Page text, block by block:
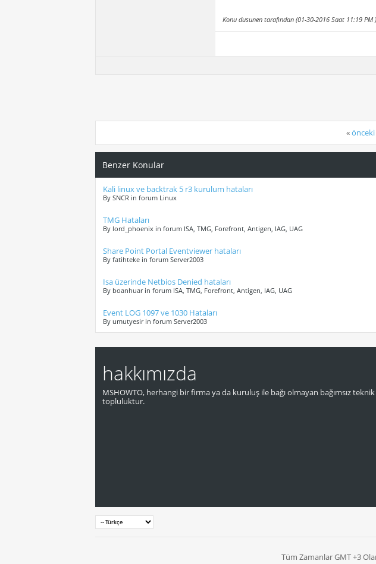
Konu dusunen tarafından (01-30-2016 Saat 11:19 PM
«
Benzer Konular
Kali linux ve backtrak 5 r3 kurulum hataları
By SNCR in forum Linux
TMG Hataları
By lord_phoenix in forum ISA, TMG, Forefront, Antigen, IAG, UAG
Share Point Portal Eventviewer hataları
By fatihteke in forum Server2003
Isa üzerinde Netbios Denied hataları
By boanhuar in forum ISA, TMG, Forefront, Antigen, IAG, UAG
Event LOG 1097 ve 1030 Hataları
By umutyesir in forum Server2003
hakkımızda
MSHOWTO, herhangi bir firma ya da kuruluş ile bağı olmayan bağımsız
topluluktur.
Tüm Zamanlar GMT +3